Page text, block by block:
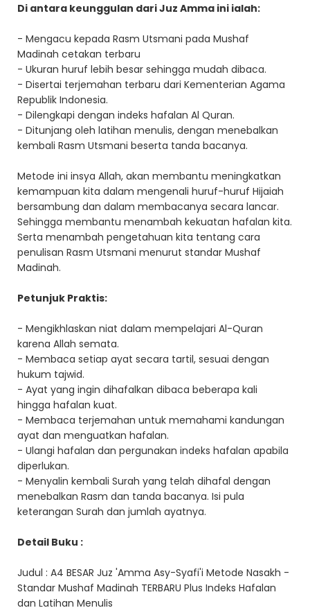
Di antara keunggulan dari Juz Amma ini ialah:
- Mengacu kepada Rasm Utsmani pada Mushaf
Madinah cetakan terbaru
- Ukuran huruf lebih besar sehingga mudah dibaca.
- Disertai terjemahan terbaru dari Kementerian Agama
Republik Indonesia.
- Dilengkapi dengan indeks hafalan Al Quran.
- Ditunjang oleh latihan menulis, dengan menebalkan
kembali Rasm Utsmani beserta tanda bacanya.
Metode ini insya Allah, akan membantu meningkatkan
kemampuan kita dalam mengenali huruf-huruf Hijaiah
bersambung dan dalam membacanya secara lancar.
Sehingga membantu menambah kekuatan hafalan kita.
Serta menambah pengetahuan kita tentang cara
penulisan Rasm Utsmani menurut standar Mushaf
Madinah.
Petunjuk Praktis:
- Mengikhlaskan niat dalam mempelajari Al-Quran
karena Allah semata.
- Membaca setiap ayat secara tartil, sesuai dengan
hukum tajwid.
- Ayat yang ingin dihafalkan dibaca beberapa kali
hingga hafalan kuat.
- Membaca terjemahan untuk memahami kandungan
ayat dan menguatkan hafalan.
- Ulangi hafalan dan pergunakan indeks hafalan apabila
diperlukan.
- Menyalin kembali Surah yang telah dihafal dengan
menebalkan Rasm dan tanda bacanya. Isi pula
keterangan Surah dan jumlah ayatnya.
Detail Buku :
Judul : A4 BESAR Juz 'Amma Asy-Syafi'i Metode Nasakh -
Standar Mushaf Madinah TERBARU Plus Indeks Hafalan
dan Latihan Menulis